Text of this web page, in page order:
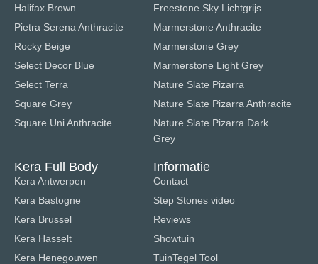
Halifax Brown
Pietra Serena Anthracite
Rocky Beige
Select Decor Blue
Select Terra
Square Grey
Square Uni Anthracite
Freestone Sky Lichtgrijs
Marmerstone Anthracite
Marmerstone Grey
Marmerstone Light Grey
Nature Slate Pizarra
Nature Slate Pizarra Anthracite
Nature Slate Pizarra Dark
Grey
Kera Full Body
Kera Antwerpen
Kera Bastogne
Kera Brussel
Kera Hasselt
Kera Henegouwen
Informatie
Contact
Step Stones video
Reviews
Showtuin
TuinTegel Tool